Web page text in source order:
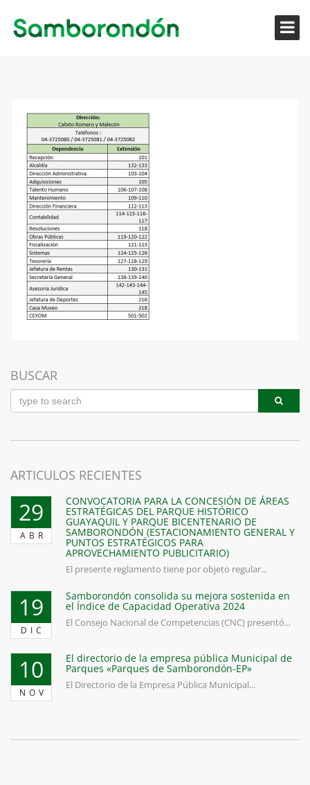
BUSCAR
ARTICULOS RECIENTES
29
ABR
CONVOCATORIA PARA LA CONCESIÓN DE ÁREAS
ESTRATÉGICAS DEL PARQUE HISTÓRICO
GUAYAQUIL Y PARQUE BICENTENARIO DE
SAMBORONDÓN (ESTACIONAMIENTO GENERAL Y
PUNTOS ESTRATÉGICOS PARA
APROVECHAMIENTO PUBLICITARIO)
El presente reglamento tiene por objeto regular...
19
DIC
Samborondón consolida su mejora sostenida en
el Índice de Capacidad Operativa 2024
El Consejo Nacional de Competencias (CNC) presentó...
10
NOV
El directorio de la empresa pública Municipal de
Parques «Parques de Samborondón-EP»
El Directorio de la Empresa Pública Municipal...